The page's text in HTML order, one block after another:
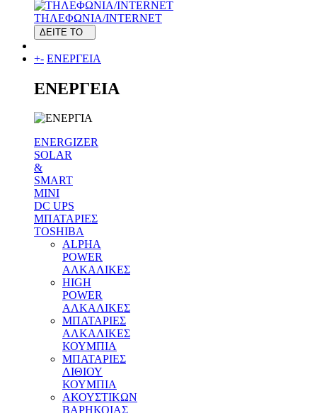
ΤΗΛΕΦΩΝΙΑ/INTERNET
ΔΕΙΤΕ ΤΟ
+- ΕΝΕΡΓΕΙΑ
ΕΝΕΡΓΕΙΑ
ENERGIZER
SOLAR
&
SMART
MINI
DC UPS
MΠΑΤΑΡΙΕΣ
TOSHIBA
ALPHA
POWER
ΑΛΚΑΛΙΚΕΣ
HIGH
POWER
ΑΛΚΑΛΙΚΕΣ
MΠΑΤΑΡΙΕΣ
ΑΛΚΑΛΙΚΕΣ
ΚΟΥΜΠΙΑ
MΠΑΤΑΡΙΕΣ
ΛΙΘΙΟΥ
ΚΟΥΜΠΙΑ
ΑΚΟΥΣΤΙΚΩΝ
ΒΑΡΗΚΟΙΑΣ